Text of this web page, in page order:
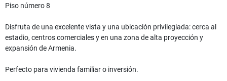
Piso número 8
Disfruta de una excelente vista y una ubicación privilegiada: cerca al
estadio, centros comerciales y en una zona de alta proyección y
expansión de Armenia.
Perfecto para vivienda familiar o inversión.